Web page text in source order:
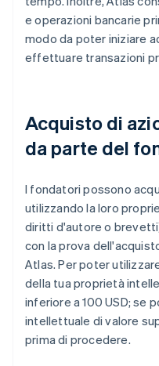
e operazioni bancarie
modo da poter iniziare
effettuare transazioni
Acquisto di
da parte del
I fondatori possono
utilizzando la loro
diritti d'autore o
con la prova
Atlas. Per poter
della tua proprietà
inferiore a 100 USD; se
intellettuale di valore
prima di procedere.